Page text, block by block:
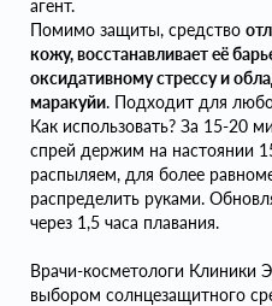
агент.
Помимо защиты, средство
кожу, восстанавливает её
оксидативному стрессу и
маракуйи. Подходит для
Как использовать? За 15-20
спрей держим на настоянии
распыляем, для более
распределить руками.
через 1,5 часа плавания.
Врачи-косметологи Клиники
выбором солнцезащитного